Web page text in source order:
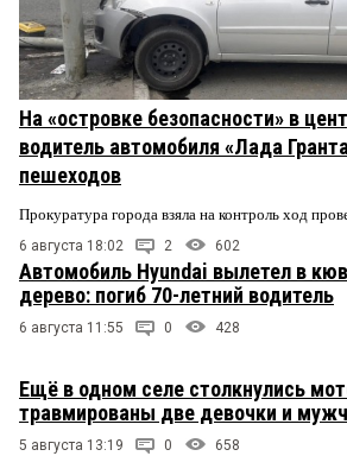
На «островке безопасности» в
водитель автомобиля «Лада
пешеходов
Прокуратура города взяла на контроль ход
6 августа 18:02 2 602
Автомобиль Hyundai вылетел в
дерево: погиб 70-летний водитель
6 августа 11:55 0 428
Ещё в одном селе столкнулись
травмированы две девочки и
5 августа 13:19 0 658